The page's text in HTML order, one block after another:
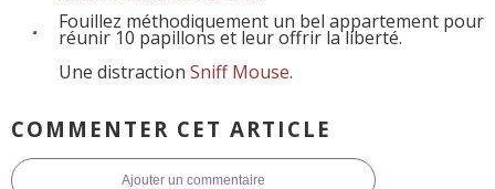
Fouillez méthodiquement un bel appartement pour
réunir 10 papillons et leur offrir la liberté.
Une distraction Sniff Mouse.
COMMENTER CET ARTICLE
Ajouter un commentaire